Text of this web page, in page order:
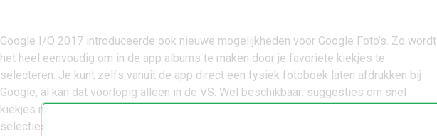
Google I/O 2017 introduceerde ook nieuwe mogelijkheden voor Google Foto’s. Zo wordt
het heel eenvoudig om in de app albums te maken door je favoriete kiekjes te
selecteren. Je kunt zelfs vanuit de app direct een fysiek fotoboek laten afdrukken bij
Google, al kan dat voorlopig alleen in de VS. Wel beschikbaar: suggesties om snel
kiekjes met een vriend te delen en zogeheten ‘shared libraries’, waarmee bepaalde
selecties automatisch worden gedeeld, bijvoorbeeld met je partner.